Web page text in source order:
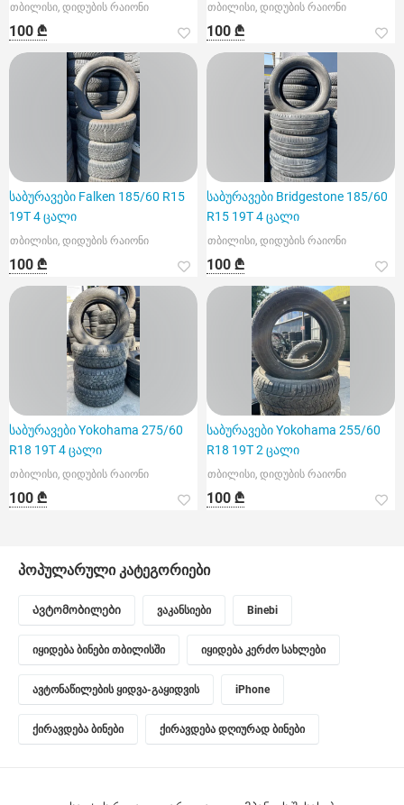
თბილისი, დიდუბის რაიონი
100 ₾
თბილისი, დიდუბის რაიონი
100 ₾
საბურავები Falken 185/60 R15
19T 4 ცალი
თბილისი, დიდუბის რაიონი
100 ₾
საბურავები Bridgestone 185/60
R15 19T 4 ცალი
თბილისი, დიდუბის რაიონი
100 ₾
საბურავები Yokohama 275/60
R18 19T 4 ცალი
თბილისი, დიდუბის რაიონი
100 ₾
საბურავები Yokohama 255/60
R18 19T 2 ცალი
თბილისი, დიდუბის რაიონი
100 ₾
პოპულარული კატეგორიები
Ავტომობილები ვაკანსიები Binebi
იყიდება ბინები თბილისში იყიდება კერძო სახლები
ავტონაწილების ყიდვა-გაყიდვის iPhone
ქირავდება ბინები ქირავდება დღიურად ბინები